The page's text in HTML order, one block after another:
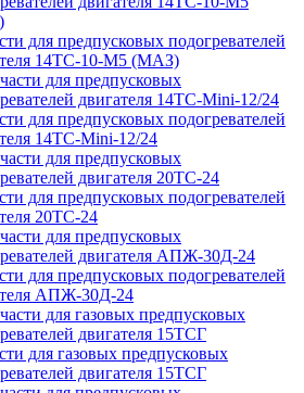
для предпусковых подогревателей
14ТС-10-М5 (МАЗ)
для предпусковых подогревателей
14ТС-Mini-12/24
для предпусковых подогревателей
20ТС-24
для предпусковых подогревателей
АПЖ-30Д-24
для газовых предпусковых
двигателя 15ТСГ